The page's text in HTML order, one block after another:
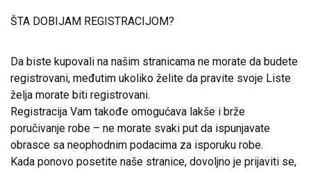
ŠTA DOBIJAM REGISTRACIJOM?
Da biste kupovali na našim stranicama ne morate da budete
registrovani, međutim ukoliko želite da pravite svoje Liste
želja morate biti registrovani.
Registracija Vam takođe omogućava lakše i brže
poručivanje robe – ne morate svaki put da ispunjavate
obrasce sa neophodnim podacima za isporuku robe.
Kada ponovo posetite naše stranice, dovoljno je prijaviti se,